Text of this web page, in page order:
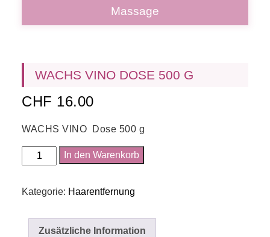
Massage
WACHS VINO DOSE 500 G
CHF 16.00
WACHS VINO Dose 500 g
WACHS
VINO
500
Menge
In den Warenkorb
Kategorie: Haarentfernung
Zusätzliche Information